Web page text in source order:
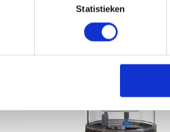
Statistieken